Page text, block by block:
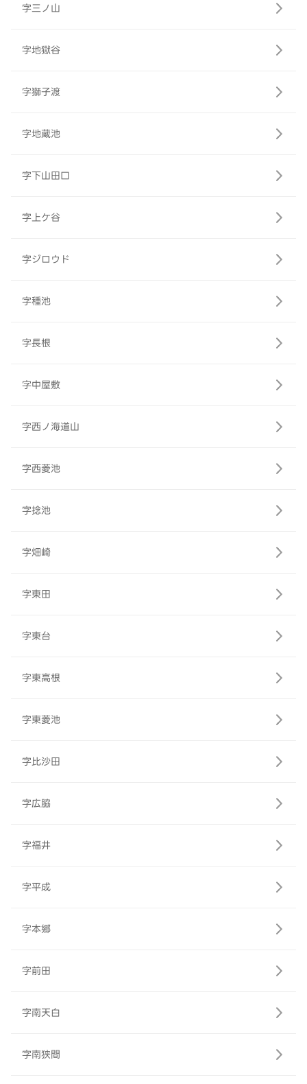
字三ノ山
字地獄谷
字獅子渡
字地蔵池
字下山田口
字上ケ谷
字ジロウド
字種池
字長根
字中屋敷
字西ノ海道山
字西菱池
字捻池
字畑崎
字東田
字東台
字東高根
字東菱池
字比沙田
字広脇
字福井
字平成
字本郷
字前田
字南天白
字南狭間